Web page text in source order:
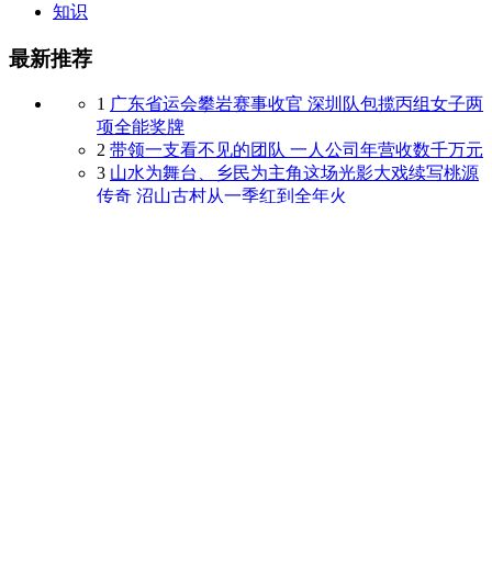
知识
最新推荐
1 广东省运会攀岩赛事收官 深圳队包揽丙组女子两
项全能奖牌
2 带领一支看不见的团队 一人公司年营收数千万元
3 山水为舞台、乡民为主角这场光影大戏续写桃源
传奇 沼山古村从一季红到全年火